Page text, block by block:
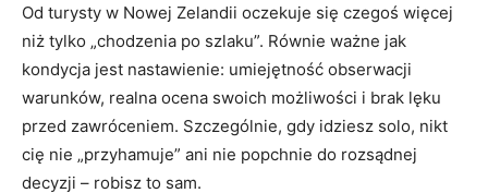
Od turysty w Nowej Zelandii oczekuje się czegoś więcej
niż tylko „chodzenia po szlaku”. Równie ważne jak
kondycja jest nastawienie: umiejętność obserwacji
warunków, realna ocena swoich możliwości i brak lęku
przed zawróceniem. Szczególnie, gdy idziesz solo, nikt
cię nie „przyhamuje” ani nie popchnie do rozsądnej
decyzji – robisz to sam.